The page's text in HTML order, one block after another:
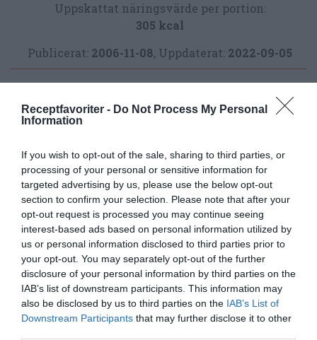
Receptfavoriter - Do Not Process My Personal
Information
If you wish to opt-out of the sale, sharing to third parties, or
processing of your personal or sensitive information for
targeted advertising by us, please use the below opt-out
section to confirm your selection. Please note that after your
opt-out request is processed you may continue seeing
interest-based ads based on personal information utilized by
us or personal information disclosed to third parties prior to
your opt-out. You may separately opt-out of the further
disclosure of your personal information by third parties on the
IAB’s list of downstream participants. This information may
also be disclosed by us to third parties on the IAB’s List of
Downstream Participants that may further disclose it to other
Uppskattat näringsvärde per portion:
305 kcal
Publicerat: 2006-11-08, Uppdaterat: 2022-09-05
Författare:Henrik
Mattsson
Jag är matskribent samt kock
med en fil. kand i
Måltidsvetenskap från
restauranghögskolan i Grythyttan. På denna sida
delar jag med mig av tusentals olika recept för alla
smaker - noviser som hemmakockar. Alla recept
har jag provlagat, skrivit och fotat så att du ska
kunna laga dem med bästa resultat hemma. Läs mer
om mig.